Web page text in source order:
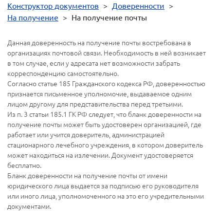
Конструктор документов > Доверенности >
На получение > На получение почты
Данная доверенность на получение почты востребована в
организациях почтовой связи. Необходимость в ней возникает
в том случае, если у адресата нет возможности забрать
корреспонденцию самостоятельно.
Согласно статье 185 Гражданского кодекса РФ, доверенностью
признается письменное уполномочие, выдаваемое одним
лицом другому для представительства перед третьими.
Из п. 3 статьи 185.1 ГК РФ следует, что бланк доверенности на
получение почты может быть удостоверен организацией, где
работает или учится доверитель, администрацией
стационарного лечебного учреждения, в котором доверитель
может находиться на излечении. Документ удостоверяется
бесплатно.
Бланк доверенности на получение почты от имени
юридического лица выдается за подписью его руководителя
или иного лица, уполномоченного на это его учредительными
документами.